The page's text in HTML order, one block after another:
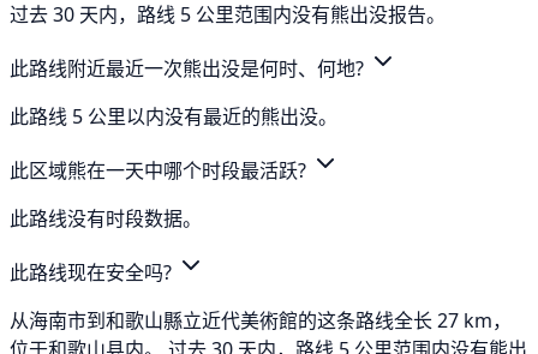
过去 30 天内，路线 5 公里范围内没有熊出没报告。
此路线附近最近一次熊出没是何时、何地?
此路线 5 公里以内没有最近的熊出没。
此区域熊在一天中哪个时段最活跃?
此路线没有时段数据。
此路线现在安全吗?
从海南市到和歌山縣立近代美術館的这条路线全长 27 km，